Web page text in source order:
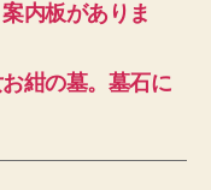
内板がありま
紺の墓。墓石に